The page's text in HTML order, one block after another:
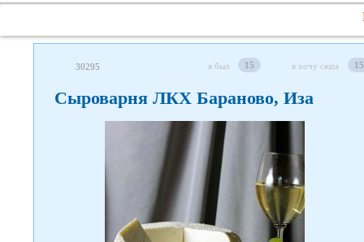
30295 я был 15 я хочу сюда 15
Сыроварня ЛКХ Бараново, Иза